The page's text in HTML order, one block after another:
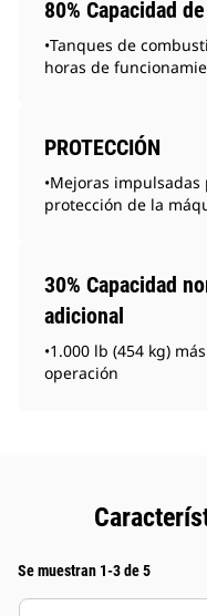
80% Capacidad
•Tanques de
horas de
PROTECCIÓN
•Mejoras
protección de la
30% Capacidad
adicional
•1.000 lb (454 kg)
operación
Se muestran 1-3 de 5